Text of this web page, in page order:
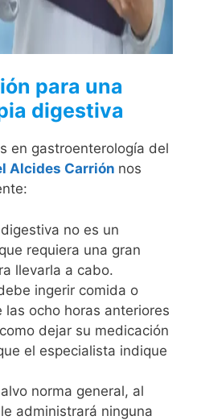
para una
digestiva
en gastroenterología del
Alcides Carrión nos
no es un
requiera una gran
llevarla a cabo.
ingerir comida o
ocho horas anteriores
dejar su medicación
el especialista indique
norma general, al
administrará ninguna